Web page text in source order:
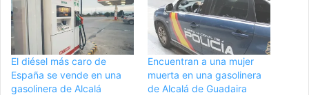
El diésel más caro de
España se vende en una
gasolinera de Alcalá
Encuentran a una mujer
muerta en una gasolinera
de Alcalá de Guadaira